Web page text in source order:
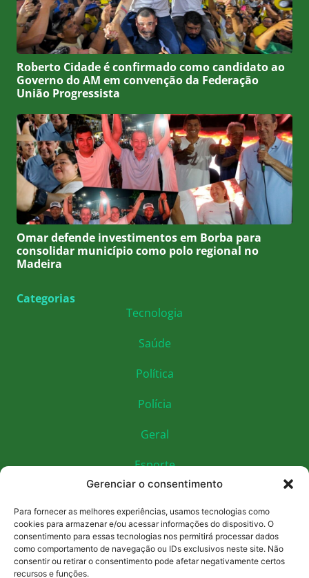
Gerenciar o consentimento
Para fornecer as melhores experiências, usamos tecnologias como
cookies para armazenar e/ou acessar informações do dispositivo. O
consentimento para essas tecnologias nos permitirá processar dados
como comportamento de navegação ou IDs exclusivos neste site. Não
consentir ou retirar o consentimento pode afetar negativamente certos
recursos e funções.
Roberto Cidade é confirmado como candidato ao
Governo do AM em convenção da Federação
União Progressista
Omar defende investimentos em Borba para
consolidar município como polo regional no
Madeira
Categorias
Tecnologia
Saúde
Política
Polícia
Geral
Esporte
Economia
Cultura